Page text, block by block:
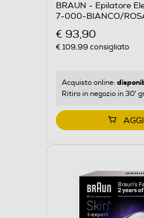
BRAUN - Epilatore
7-000-BIANCO/
€ 93,90
€ 109,99 consigliato
Acquisto online:
Ritiro in negozio in 30'